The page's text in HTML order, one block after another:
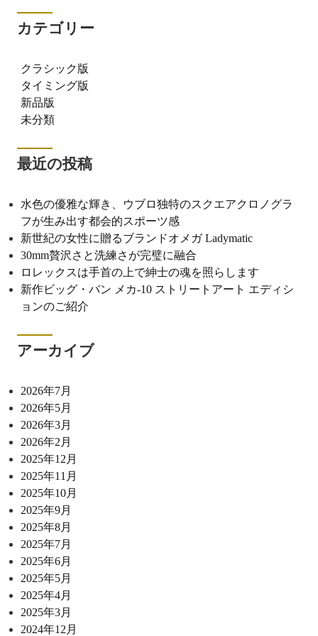
カテゴリー
クラシック版
タイミング版
新品版
未分類
最近の投稿
水色の優雅な輝き、ウブロ独特のスクエアクロノグラ
フが生み出す都会的スポーツ感
新世紀の女性に贈るブランドオメガ Ladymatic
30mm贅沢さと洗練さが完璧に融合
ロレックスは手首の上で紳士の魂を照らします
新作ビッグ・バン メカ-10 ストリートアート エディシ
ョンのご紹介
アーカイブ
2026年7月
2026年5月
2026年3月
2026年2月
2025年12月
2025年11月
2025年10月
2025年9月
2025年8月
2025年7月
2025年6月
2025年5月
2025年4月
2025年3月
2024年12月